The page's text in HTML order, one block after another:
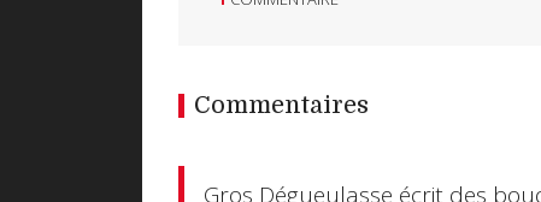
Commentaires
Gros Dégueulasse écrit des